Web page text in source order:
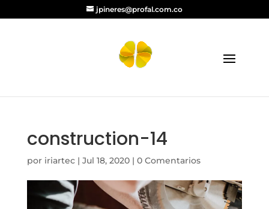
jpineres@profal.com.co
construction-14
por iriartec| Jul 18, 2020| 0 Comentarios